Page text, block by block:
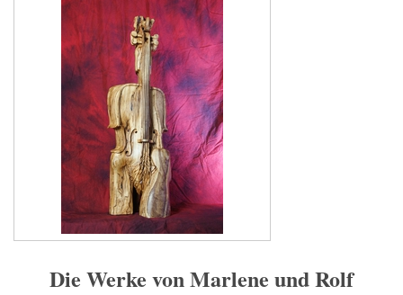
Die Werke von Marlene und Rolf